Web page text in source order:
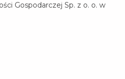
Gospodarczej Sp. z o. o. w